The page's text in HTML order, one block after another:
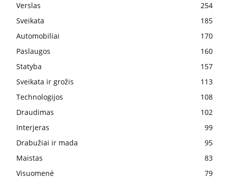
Verslas
254
Sveikata
185
Automobiliai
170
Paslaugos
160
Statyba
157
Sveikata ir grožis
113
Technologijos
108
Draudimas
102
Interjeras
99
Drabužiai ir mada
95
Maistas
83
Visuomenė
79